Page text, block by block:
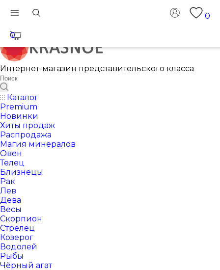
0
0
Интернет-магазин представительского класса
Каталог
Premium
Новинки
Хиты продаж
Распродажа
Магия минералов
Овен
Телец
Близнецы
Рак
Лев
Дева
Весы
Скорпион
Стрелец
Козерог
Водолей
Рыбы
Чёрный агат